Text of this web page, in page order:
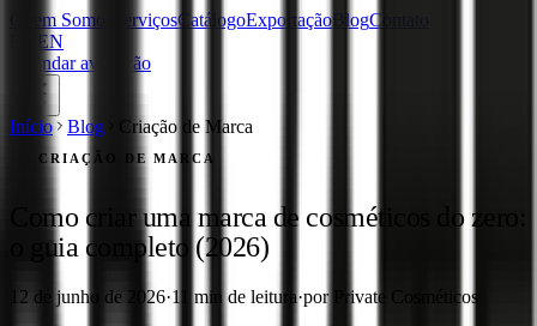
Quem Somos ServiçosCatálogoExportação BlogContato
EN
Agendar avaliação
Início Blog Criação de Marca
CRIAÇÃO DE MARCA
Como criar uma marca de cosméticos do zero:
o guia completo (2026)
12 de junho de 2026·11 min de leitura·por Private Cosméticos